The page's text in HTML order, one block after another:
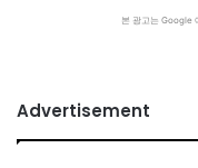
본 광고는 Google
Advertisement